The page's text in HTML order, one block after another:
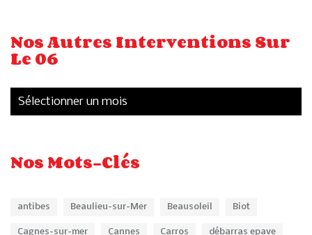
Nos Autres Interventions Sur
Le 06
Nos Mots-Clés
antibes Beaulieu-sur-Mer Beausoleil Biot
Cagnes-sur-mer Cannes Carros débarras epave